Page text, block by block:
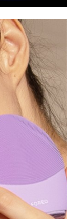
for young skin
devices
Set
& 18% PAP gel
set
LED mask
scalp massager
serum
化
Therapy
Therapy
达日期10/08/2026
送达日期11/08/2026
送达日期10/08/2026
送达日期 10/08/2026
10/08/2026
10/08/2026
达日期10/08/2026
送达日期 14/08/2026